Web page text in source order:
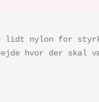
lidt nylon for
hvor der skal